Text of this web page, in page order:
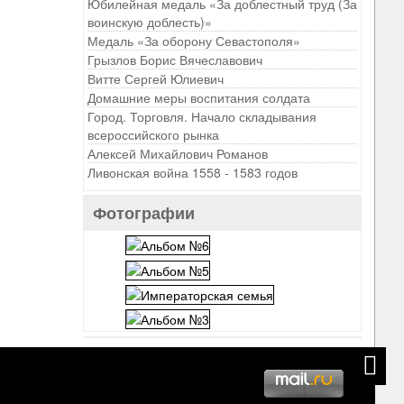
Юбилейная медаль «За доблестный труд (За
воинскую доблесть)»
Медаль «За оборону Севастополя»
Грызлов Борис Вячеславович
Витте Сергей Юлиевич
Домашние меры воспитания солдата
Город. Торговля. Начало складывания
всероссийского рынка
Алексей Михайлович Романов
Ливонская война 1558 - 1583 годов
Фотографии